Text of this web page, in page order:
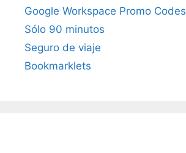
Google Workspace Promo Codes
Sólo 90 minutos
Seguro de viaje
Bookmarklets